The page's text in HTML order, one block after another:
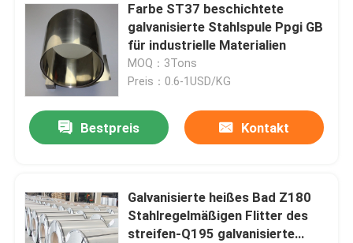
Farbe ST37 beschichtete
galvanisierte Stahlspule Ppgi GB
für industrielle Materialien
MOQ：3Tons
Preis：0.6-1USD/KG
Bestpreis Kontakt
Galvanisierte heißes Bad Z180
Stahlregelmäßigen Flitter des
streifen-Q195 galvanisierte